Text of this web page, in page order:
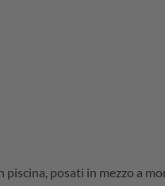
piscina, posati in mezzo a